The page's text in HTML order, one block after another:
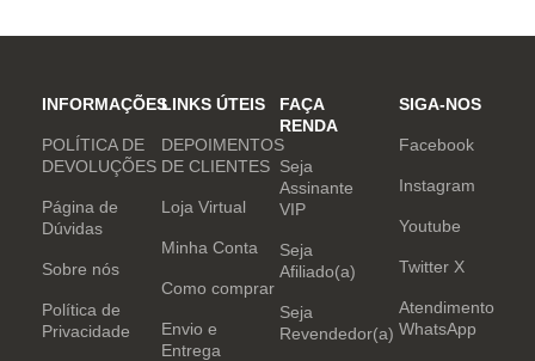
INFORMAÇÕES
POLÍTICA DE
DEVOLUÇÕES
Página de
Dúvidas
Sobre nós
Política de
Privacidade
LINKS ÚTEIS
DEPOIMENTOS
DE CLIENTES
Loja Virtual
Minha Conta
Como comprar
Envio e
Entrega
FAÇA
RENDA
Seja
Assinante
VIP
Seja
Afiliado(a)
Seja
Revendedor(a)
SIGA-NOS
Facebook
Instagram
Youtube
Twitter X
Atendimento
WhatsApp